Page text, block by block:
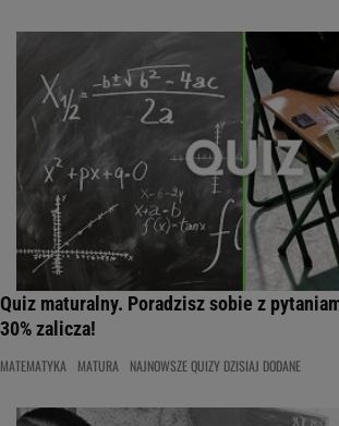
Quiz maturalny. Poradzisz sobie z
30% zalicza!
MATEMATYKA MATURA NAJNOWSZE QUIZY DZISIAJ DODANE